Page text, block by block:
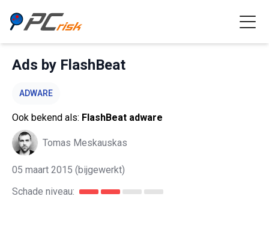
Ads by FlashBeat
ADWARE
Ook bekend als: FlashBeat adware
Tomas Meskauskas
05 maart 2015 (bijgewerkt)
Schade niveau: